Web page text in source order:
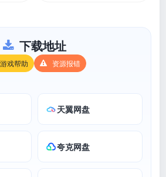
下载地址
游戏帮助 资源报错
天翼网盘
夸克网盘